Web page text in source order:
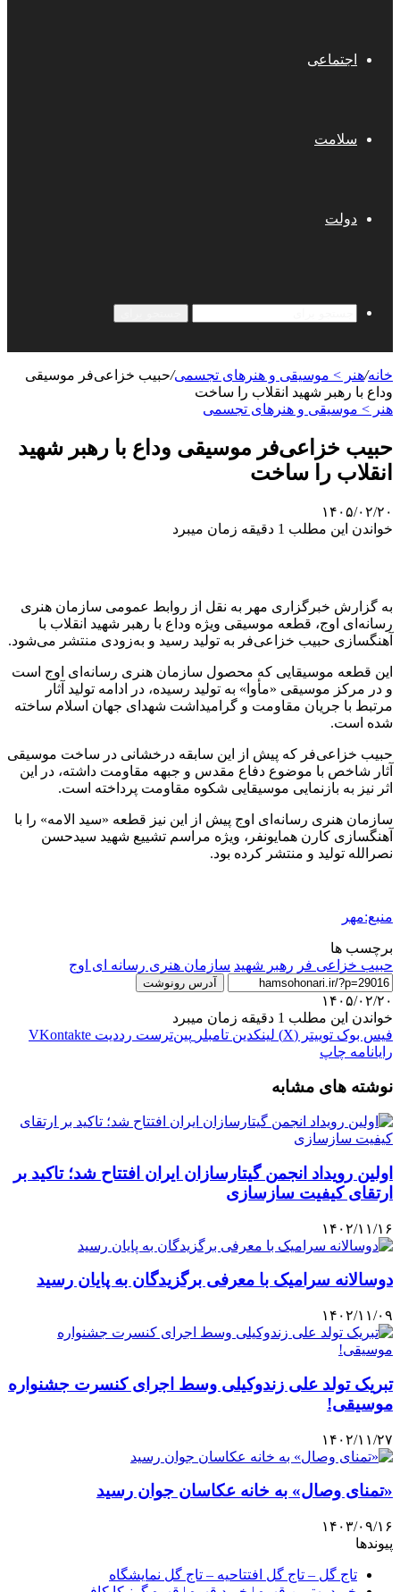
اجتماعی
سلامت
دولت
خانه/هنر > موسیقی و هنرهای تجسمی/حبیب خزاعی‌فر موسیقی
وداع با رهبر شهید انقلاب را ساخت
هنر > موسیقی و هنرهای تجسمی
حبیب خزاعی‌فر موسیقی وداع با رهبر شهید
انقلاب را ساخت
۱۴۰۵/۰۲/۲۰
خواندن این مطلب 1 دقیقه زمان میبرد
به گزارش خبرگزاری مهر به نقل از روابط عمومی سازمان هنری
رسانه‌ای اوج، قطعه موسیقی ویژه وداع با رهبر شهید انقلاب با
آهنگسازی حبیب خزاعی‌فر به تولید رسید و به‌زودی منتشر می‌شود.
این قطعه موسیقایی که محصول سازمان هنری رسانه‌ای اوج است
و در مرکز موسیقی «مأوا» به تولید رسیده، در ادامه تولید آثار
مرتبط با جریان مقاومت و گرامیداشت شهدای جهان اسلام ساخته
شده است.
حبیب خزاعی‌فر که پیش از این سابقه درخشانی در ساخت موسیقی
آثار شاخص با موضوع دفاع مقدس و جبهه مقاومت داشته، در این
اثر نیز به بازنمایی موسیقایی شکوه مقاومت پرداخته است.
سازمان هنری رسانه‌ای اوج پیش از این نیز قطعه «سید الامه» را با
آهنگسازی کارن همایونفر، ویژه مراسم تشییع شهید سیدحسن
نصرالله تولید و منتشر کرده بود.
منبع:مهر
برچسب ها
حبیب خزاعی فر رهبر شهید سازمان هنری رسانه ای اوج
آدرس رونوشت
۱۴۰۵/۰۲/۲۰
خواندن این مطلب 1 دقیقه زمان میبرد
فیس بوک توییتر (X) لینکدین ‫تامبلر ‫پین‌ترست ‫رددیت ‫VKontakte
رایانامه چاپ
نوشته های مشابه
اولین رویداد انجمن گیتارسازان ایران افتتاح شد؛ تاکید بر
ارتقای کیفیت سازسازی
۱۴۰۲/۱۱/۱۶
دوسالانه سرامیک با معرفی برگزیدگان به پایان رسید
۱۴۰۲/۱۱/۰۹
تبریک تولد علی زندوکیلی وسط اجرای کنسرت جشنواره
موسیقی!
۱۴۰۲/۱۱/۲۷
«تمنای وصال» به خانه عکاسان جوان رسید
۱۴۰۳/۰۹/۱۶
پیوندها
تاج گل – تاج گل افتتاحیه – تاج گل نمایشگاه